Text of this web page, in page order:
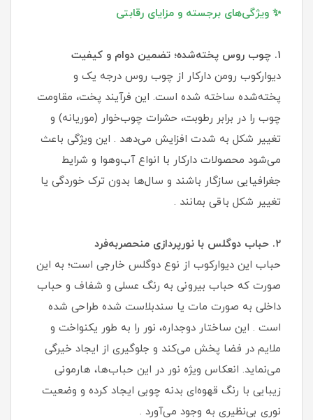
✨ ویژگی‌های برجسته و مزایای رقابتی
۱. چوب روس پخته‌شده؛ تضمین دوام و کیفیت
دیوارکوب رومن دارکار از چوب روس درجه یک و
پخته‌شده ساخته شده است. این فرآیند پخت، مقاومت
چوب را در برابر رطوبت، حشرات چوب‌خوار (موریانه) و
تغییر شکل به شدت افزایش می‌دهد . این ویژگی باعث
می‌شود محصولات دارکار با انواع آب‌وهوا و شرایط
جغرافیایی سازگار باشند و سال‌ها بدون ترک خوردگی یا
تغییر شکل باقی بمانند .
۲. حباب دوگلس با نورپردازی منحصربه‌فرد
حباب این دیوارکوب از نوع دوگلس خارجی است؛ به این
صورت که حباب بیرونی به رنگ عسلی و شفاف و حباب
داخلی به صورت مات یا سندبلاست شده طراحی شده
است . این ساختار دوجداره، نور را به طور یکنواخت و
ملایم در فضا پخش می‌کند و جلو‌گیری از ایجاد خیرگی
می‌نماید. انعکاس ویژه نور در این حباب‌ها، هارمونی
زیبایی با رنگ قهوه‌ای بدنه چوبی ایجاد کرده و وضعیت
نوری بی‌نظیری به وجود می‌آورد .